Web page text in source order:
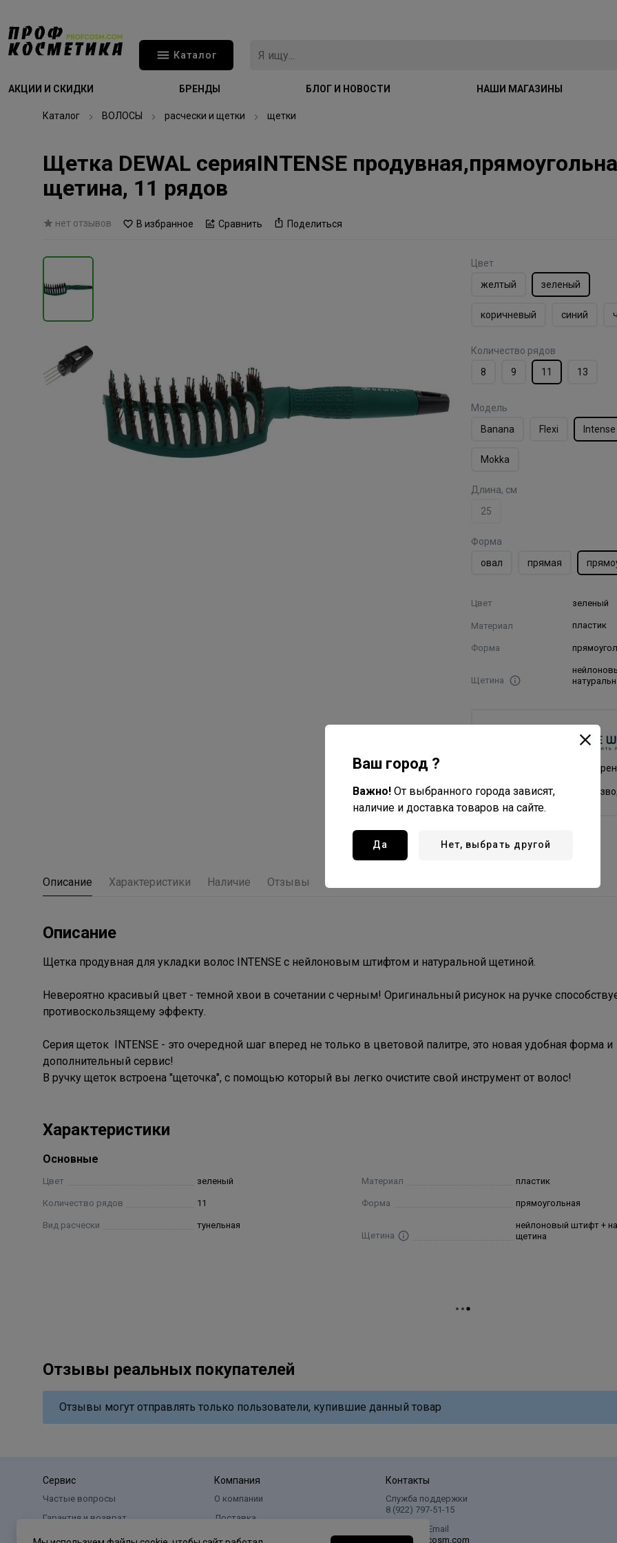
Каталог
АКЦИИ И СКИДКИ БРЕНДЫ БЛОГ И НОВОСТИ НАШИ МАГАЗИНЫ
Каталог ВОЛОСЫ расчески и щетки щетки
Щетка DEWAL серияINTENSE
щетина, 11 рядов
нет отзывов В избранное Сравнить Поделиться
Цвет
желтый
зеленый
коричневый синий
Количество рядов
8
9 11 13
Модель
Banana
Flexi Intense
Mokka
Длина, см
25
Форма
овал
прямая
Цвет зеленый
Материал пластик
Форма
Щетина
Германия - страна
Китай - страна
Описание Характеристики Наличие Отзывы
Описание
Щетка продувная для укладки волос INTENSE с нейлоновым штифтом и натуральной щетиной.
Невероятно красивый цвет - темной хвои в сочетании с черным! Оригинальный рисунок на ручке
противоскользящему эффекту.
Серия щеток INTENSE - это очередной шаг вперед не только в цветовой палитре, это новая удобная форма и
дополнительный сервис!
В ручку щеток встроена "щеточка", с помощью который вы легко очистите свой инструмент от волос!
Характеристики
Основные
Цвет зеленый
Количество рядов 11
Вид расчески тунельная
Материал пластик
Форма прямоугольная
Щетина
нейлоновый штифт +
щетина
Отзывы реальных покупателей
Отзывы могут отправлять только пользователи, купившие данный товар
Сервис
Частые вопросы
Гарантия и возврат
Компания
О компании
Доставка
Реквизиты
Контакты
Служба поддержки
8 (922) 797‑51-15
Написать Email
info@profcosm.com
Ваш город ?
Важно! От выбранного города зависят,
наличие и доставка товаров на сайте.
Да Нет, выбрать другой